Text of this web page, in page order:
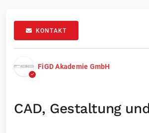
KONTAKT
FiGD Akademie GmbH
CAD, Gestaltung